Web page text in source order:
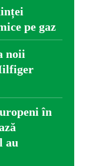
pe gaz
noii
în
au